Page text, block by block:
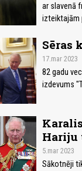
ar slavenā
izteiktajām
Sēras
17.mar 2023
82 gadu
izdevums
Hariju
5.mar 2023
Sākotnēji